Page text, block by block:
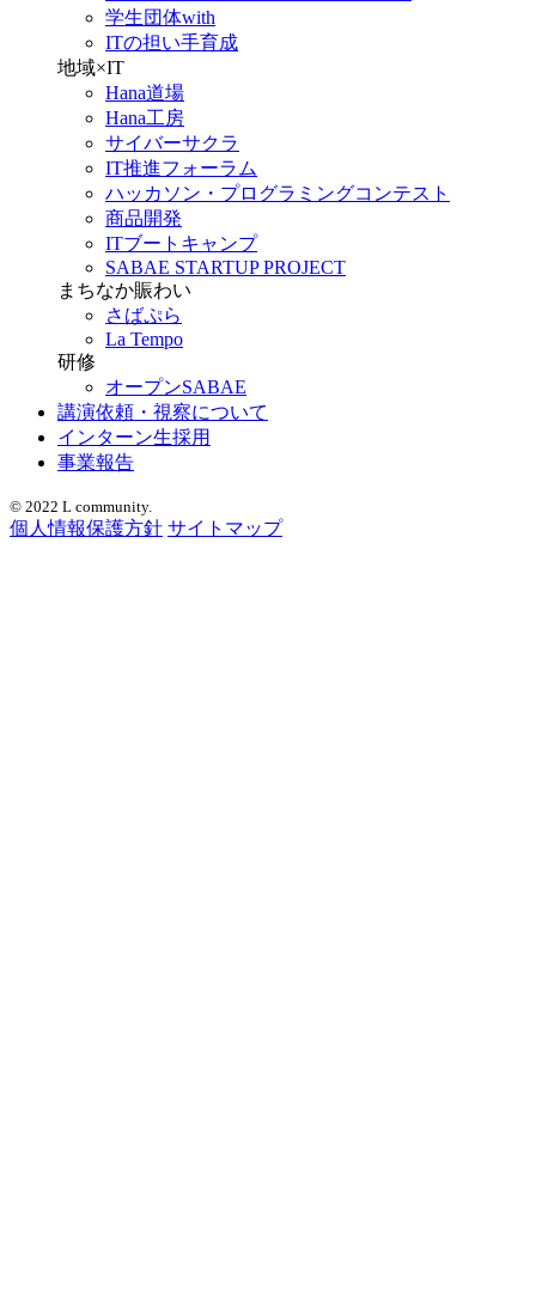
学生団体with
ITの担い手育成
地域×IT
Hana道場
Hana工房
サイバーサクラ
IT推進フォーラム
ハッカソン・プログラミングコンテスト
商品開発
ITブートキャンプ
SABAE STARTUP PROJECT
まちなか賑わい
さばぷら
La Tempo
研修
オープンSABAE
講演依頼・視察について
インターン生採用
事業報告
© 2022 L community.
個人情報保護方針 サイトマップ